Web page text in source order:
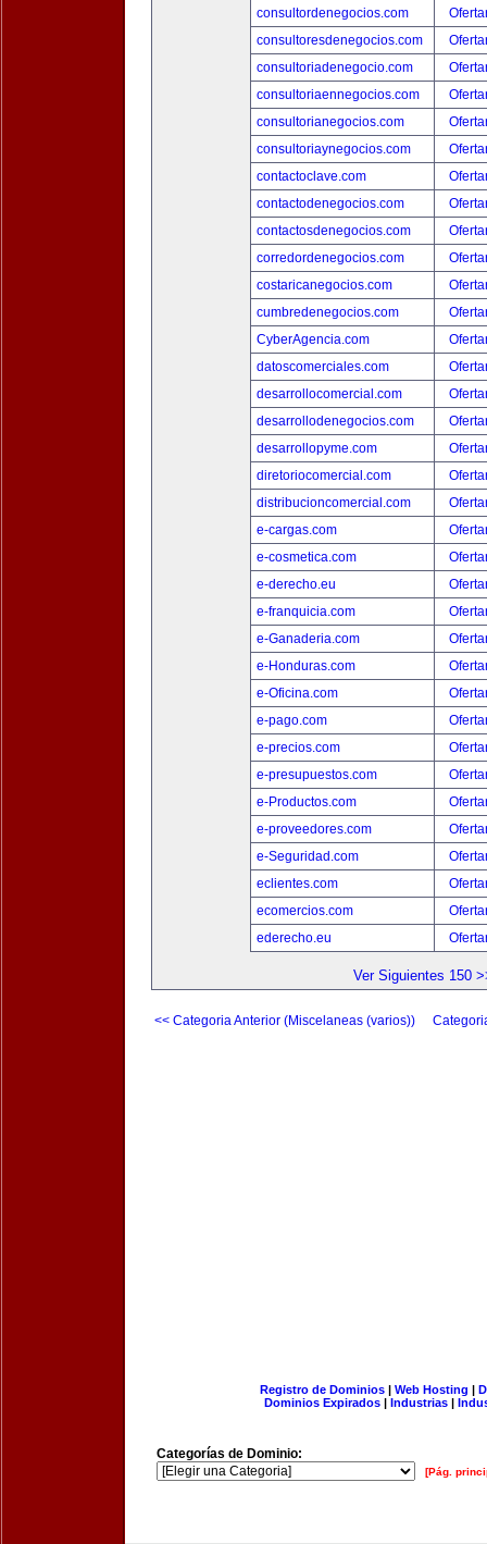
consultordenegocios.com
consultoresdenegocios.com
consultoriadenegocio.com
consultoriaennegocios.com
consultorianegocios.com
consultoriaynegocios.com
contactoclave.com
contactodenegocios.com
contactosdenegocios.com
corredordenegocios.com
costaricanegocios.com
cumbredenegocios.com
CyberAgencia.com
datoscomerciales.com
desarrollocomercial.com
desarrollodenegocios.com
desarrollopyme.com
diretoriocomercial.com
distribucioncomercial.com
e-cargas.com
e-cosmetica.com
e-derecho.eu
e-franquicia.com
e-Ganaderia.com
e-Honduras.com
e-Oficina.com
e-pago.com
e-precios.com
e-presupuestos.com
e-Productos.com
e-proveedores.com
e-Seguridad.com
eclientes.com
ecomercios.com
ederecho.eu
Ver Siguientes 150
<< Categoria Anterior (Miscelaneas (varios))
Registro de Dominios| Web Hosting |
Dominios Expirados | Industrias |
Categorías de Dominio:
[Pág.